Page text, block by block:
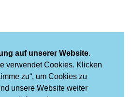
auf unserer Website.
verwendet Cookies. Klicken
zu“, um Cookies zu
unsere Website weiter